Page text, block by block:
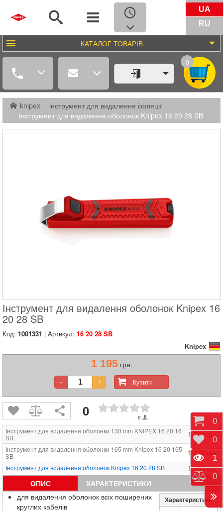
UA
RU
КАТАЛОГ ТОВАРІВ
0
knipex
інструмент для видалення ізоляції
Інструмент для видалення оболонок Knipex 16 20 28 SB
Інструмент для видалення оболонок Knipex 16
20 28 SB
Код: 1001331 | Артикул: 16 20 28 SB
Knipex
1 195грн.
Купити
- +
0 0
Інструмент для видалення оболонки 130 mm KNIPEX 16 20 16
SB
1 201
Інструмент для видалення оболонки 165 mm Knipex 16 20 165
SB
1 278
Інструмент для видалення оболонок Knipex 16 20 28 SB
1 195грн.
ОПИС ХАРАКТЕРИСТИКИ
Характеристики
для видалення оболонок всіх поширених
круглих кабелів
0
0
1
0